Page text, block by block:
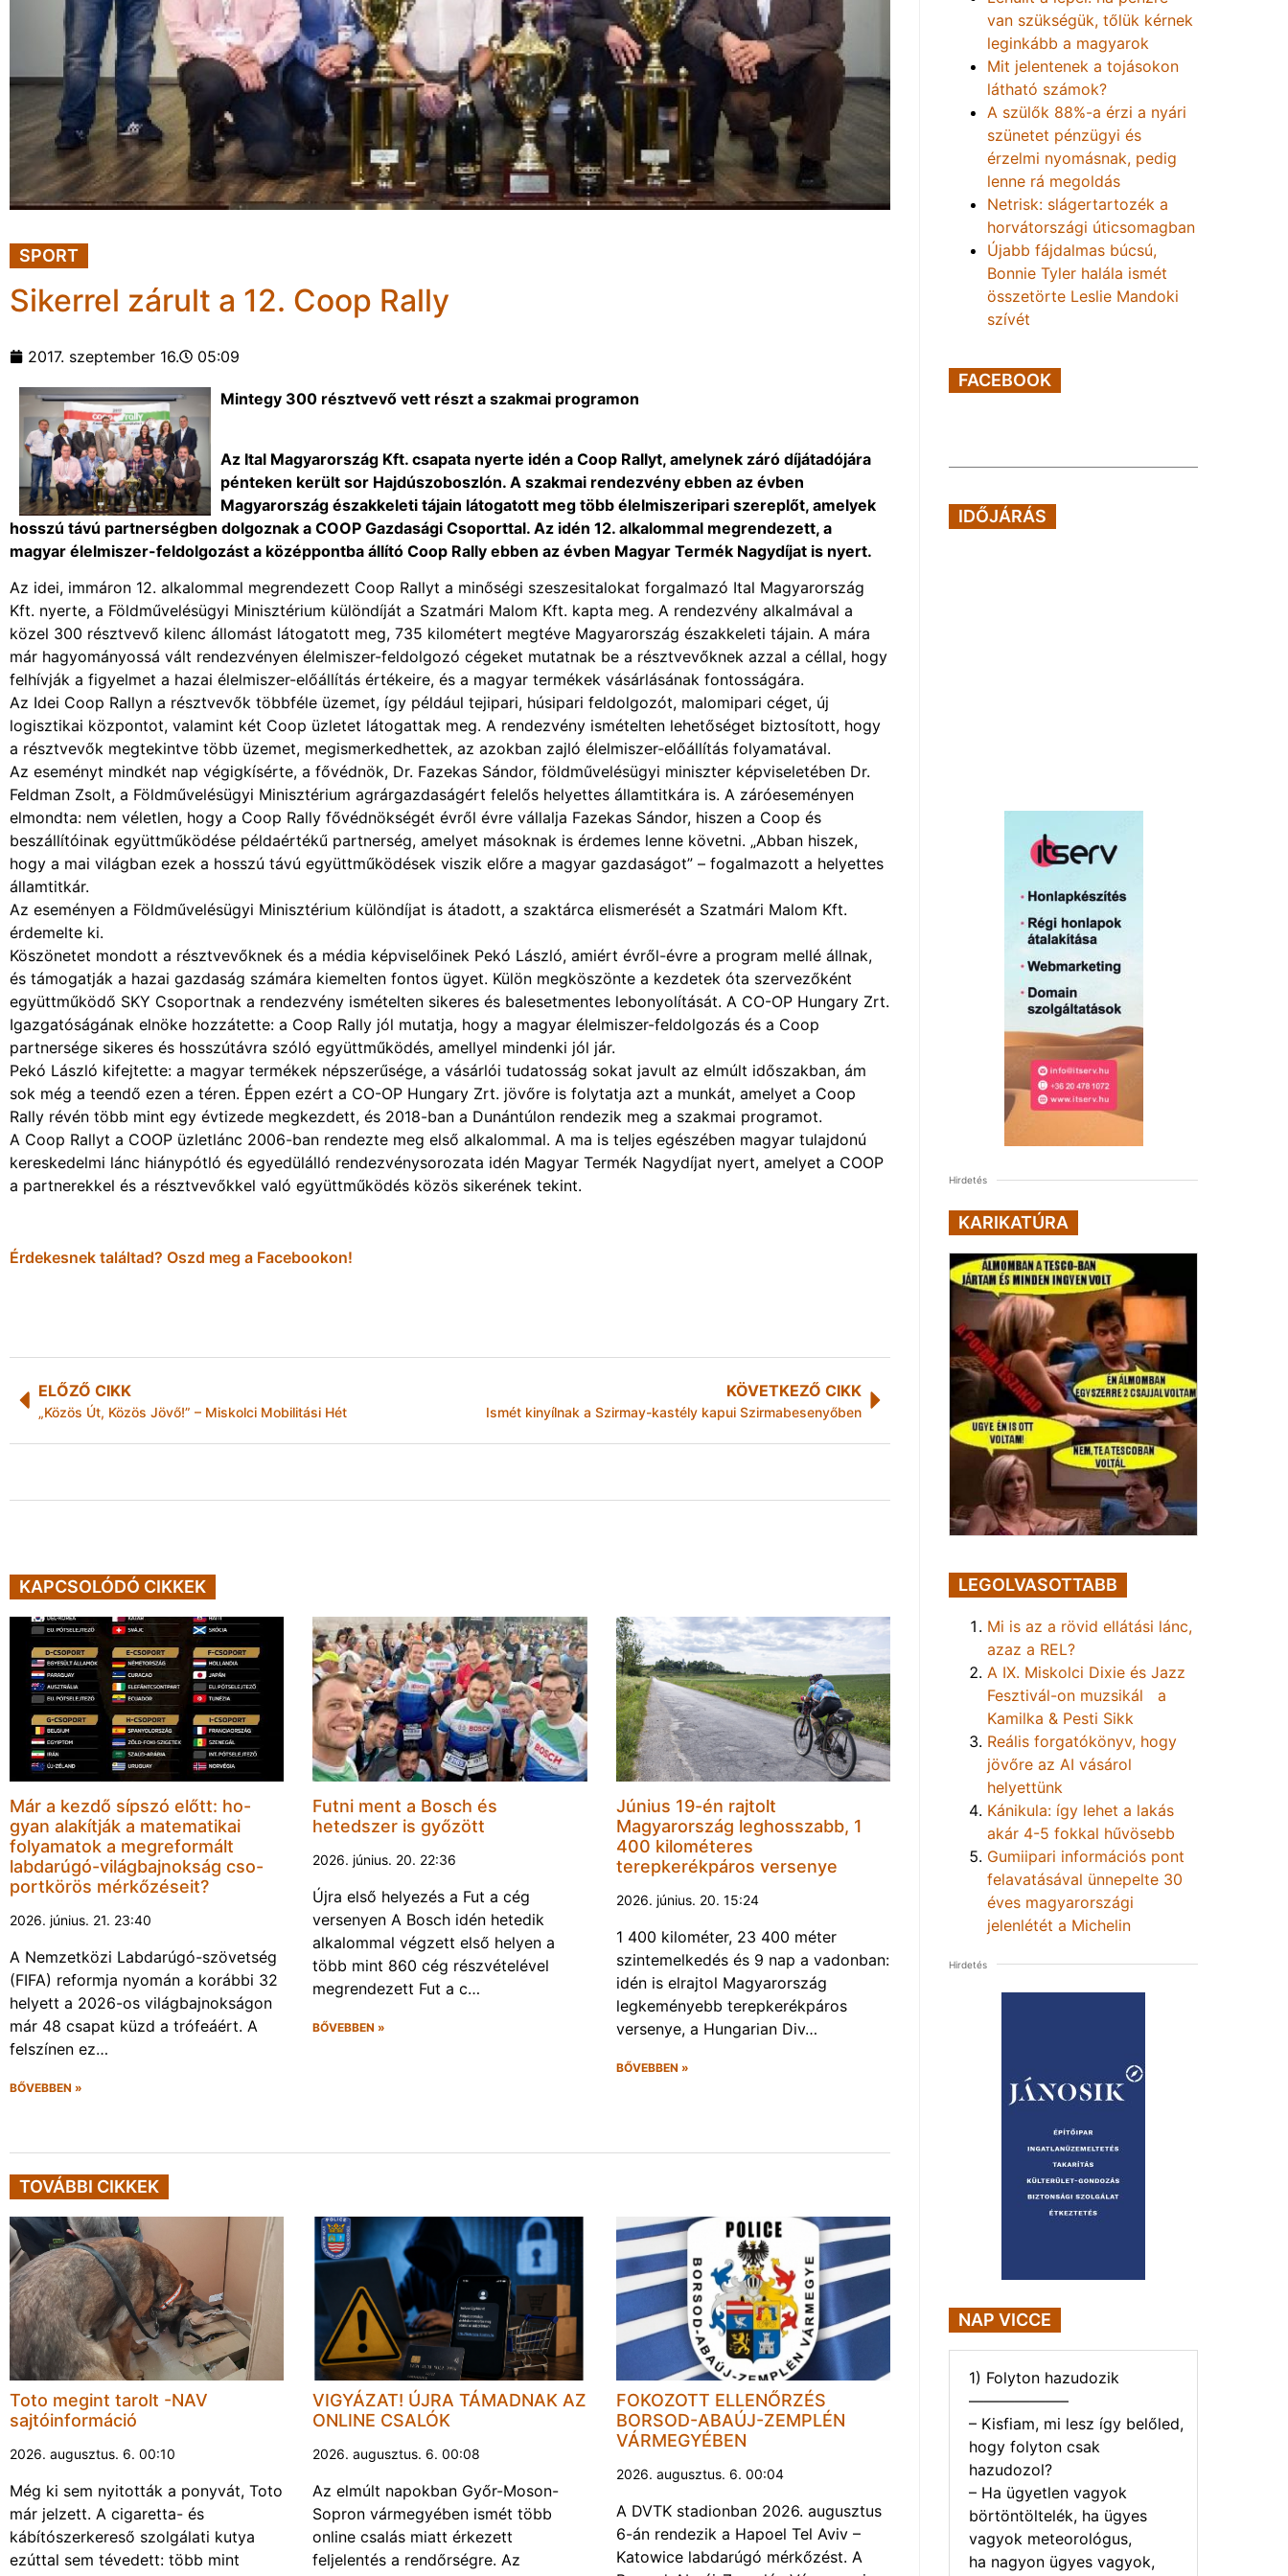
SPORT
Sikerrel zárult a 12. Coop Rally
2017. szeptember 16. 05:09
Mintegy 300 résztvevő vett részt a szakmai programon
Az Ital Magyarország Kft. csapata nyerte idén a Coop Rallyt, amelynek záró díjátadójára
pénteken került sor Hajdúszoboszlón. A szakmai rendezvény ebben az évben
Magyarország északkeleti tájain látogatott meg több élelmiszeripari szereplőt, amelyek
hosszú távú partnerségben dolgoznak a COOP Gazdasági Csoporttal. Az idén 12. alkalommal megrendezett, a
magyar élelmiszer-feldolgozást a középpontba állító Coop Rally ebben az évben Magyar Termék Nagydíjat is nyert.
Az idei, immáron 12. alkalommal megrendezett Coop Rallyt a minőségi szeszesitalokat forgalmazó Ital Magyarország
Kft. nyerte, a Földművelésügyi Minisztérium különdíját a Szatmári Malom Kft. kapta meg. A rendezvény alkalmával a
közel 300 résztvevő kilenc állomást látogatott meg, 735 kilométert megtéve Magyarország északkeleti tájain. A mára
már hagyományossá vált rendezvényen élelmiszer-feldolgozó cégeket mutatnak be a résztvevőknek azzal a céllal, hogy
felhívják a figyelmet a hazai élelmiszer-előállítás értékeire, és a magyar termékek vásárlásának fontosságára.
Az Idei Coop Rallyn a résztvevők többféle üzemet, így például tejipari, húsipari feldolgozót, malomipari céget, új
logisztikai központot, valamint két Coop üzletet látogattak meg. A rendezvény ismételten lehetőséget biztosított, hogy
a résztvevők megtekintve több üzemet, megismerkedhettek, az azokban zajló élelmiszer-előállítás folyamatával.
Az eseményt mindkét nap végigkísérte, a fővédnök, Dr. Fazekas Sándor, földművelésügyi miniszter képviseletében Dr.
Feldman Zsolt, a Földművelésügyi Minisztérium agrárgazdaságért felelős helyettes államtitkára is. A záróeseményen
elmondta: nem véletlen, hogy a Coop Rally fővédnökségét évről évre vállalja Fazekas Sándor, hiszen a Coop és
beszállítóinak együttműködése példaértékű partnerség, amelyet másoknak is érdemes lenne követni. „Abban hiszek,
hogy a mai világban ezek a hosszú távú együttműködések viszik előre a magyar gazdaságot” – fogalmazott a helyettes
államtitkár.
Az eseményen a Földművelésügyi Minisztérium különdíjat is átadott, a szaktárca elismerését a Szatmári Malom Kft.
érdemelte ki.
Köszönetet mondott a résztvevőknek és a média képviselőinek Pekó László, amiért évről-évre a program mellé állnak,
és támogatják a hazai gazdaság számára kiemelten fontos ügyet. Külön megköszönte a kezdetek óta szervezőként
együttműködő SKY Csoportnak a rendezvény ismételten sikeres és balesetmentes lebonyolítását. A CO-OP Hungary Zrt.
Igazgatóságának elnöke hozzátette: a Coop Rally jól mutatja, hogy a magyar élelmiszer-feldolgozás és a Coop
partnersége sikeres és hosszútávra szóló együttműködés, amellyel mindenki jól jár.
Pekó László kifejtette: a magyar termékek népszerűsége, a vásárlói tudatosság sokat javult az elmúlt időszakban, ám
sok még a teendő ezen a téren. Éppen ezért a CO-OP Hungary Zrt. jövőre is folytatja azt a munkát, amelyet a Coop
Rally révén több mint egy évtizede megkezdett, és 2018-ban a Dunántúlon rendezik meg a szakmai programot.
A Coop Rallyt a COOP üzletlánc 2006-ban rendezte meg első alkalommal. A ma is teljes egészében magyar tulajdonú
kereskedelmi lánc hiánypótló és egyedülálló rendezvénysorozata idén Magyar Termék Nagydíjat nyert, amelyet a COOP
a partnerekkel és a résztvevőkkel való együttműködés közös sikerének tekint.
Érdekesnek találtad? Oszd meg a Facebookon!
ELŐZŐ CIKK
„Közös Út, Közös Jövő!” – Miskolci Mobilitási Hét
KÖVETKEZŐ CIKK
Ismét kinyílnak a Szirmay-kastély kapui Szirmabesenyőben
KAPCSOLÓDÓ CIKKEK
Már a kezdő sípszó előtt: ho-
gyan alakítják a matematikai
folyamatok a megreformált
labdarúgó-világbajnokság cso-
portkörös mérkőzéseit?
2026. június. 21. 23:40
A Nemzetközi Labdarúgó-szövetség
(FIFA) reformja nyomán a korábbi 32
helyett a 2026-os világbajnokságon
már 48 csapat küzd a trófeáért. A
felszínen ez…
BŐVEBBEN »
Futni ment a Bosch és
hetedszer is győzött
2026. június. 20. 22:36
Újra első helyezés a Fut a cég
versenyen A Bosch idén hetedik
alkalommal végzett első helyen a
több mint 860 cég részvételével
megrendezett Fut a c…
BŐVEBBEN »
Június 19-én rajtolt
Magyarország leghosszabb, 1
400 kilométeres
terepkerékpáros versenye
2026. június. 20. 15:24
1 400 kilométer, 23 400 méter
szintemelkedés és 9 nap a vadonban:
idén is elrajtol Magyarország
legkeményebb terepkerékpáros
versenye, a Hungarian Div…
BŐVEBBEN »
TOVÁBBI CIKKEK
Toto megint tarolt -NAV
sajtóinformáció
2026. augusztus. 6. 00:10
Még ki sem nyitották a ponyvát, Toto
már jelzett. A cigaretta- és
kábítószerkereső szolgálati kutya
ezúttal sem tévedett: több mint
VIGYÁZAT! ÚJRA TÁMADNAK AZ
ONLINE CSALÓK
2026. augusztus. 6. 00:08
Az elmúlt napokban Győr-Moson-
Sopron vármegyében ismét több
online csalás miatt érkezett
feljelentés a rendőrségre. Az
FOKOZOTT ELLENŐRZÉS
BORSOD-ABAÚJ-ZEMPLÉN
VÁRMEGYÉBEN
2026. augusztus. 6. 00:04
A DVTK stadionban 2026. augusztus
6-án rendezik a Hapoel Tel Aviv –
Katowice labdarúgó mérkőzést. A
van szükségük, tőlük kérnek
leginkább a magyarok
Mit jelentenek a tojásokon
látható számok?
A szülők 88%-a érzi a nyári
szünetet pénzügyi és
érzelmi nyomásnak, pedig
lenne rá megoldás
Netrisk: slágertartozék a
horvátországi úticsomagban
Újabb fájdalmas búcsú,
Bonnie Tyler halála ismét
összetörte Leslie Mandoki
szívét
FACEBOOK
IDŐJÁRÁS
Hirdetés
KARIKATÚRA
LEGOLVASOTTABB
Mi is az a rövid ellátási lánc,
azaz a REL?
A IX. Miskolci Dixie és Jazz
Fesztivál-on muzsikál a
Kamilka & Pesti Sikk
Reális forgatókönyv, hogy
jövőre az AI vásárol
helyettünk
Kánikula: így lehet a lakás
akár 4-5 fokkal hűvösebb
Gumiipari információs pont
felavatásával ünnepelte 30
éves magyarországi
jelenlétét a Michelin
Hirdetés
NAP VICCE
1) Folyton hazudozik
——————–
– Kisfiam, mi lesz így belőled,
hogy folyton csak
hazudozol?
– Ha ügyetlen vagyok
börtöntöltelék, ha ügyes
vagyok meteorológus,
ha nagyon ügyes vagyok,